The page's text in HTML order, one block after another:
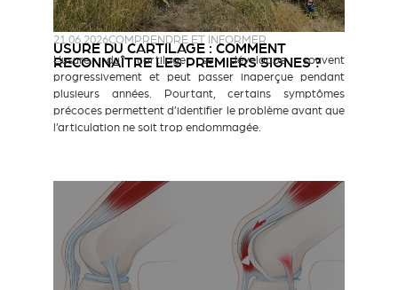
21.06.2026COMPRENDRE ET INFORMER
USURE DU CARTILAGE : COMMENT
RECONNAÎTRE LES PREMIERS SIGNES ?
L’usure du cartilage se développe souvent
progressivement et peut passer inaperçue pendant
plusieurs années. Pourtant, certains symptômes
précoces permettent d’identifier le problème avant que
l’articulation ne soit trop endommagée.